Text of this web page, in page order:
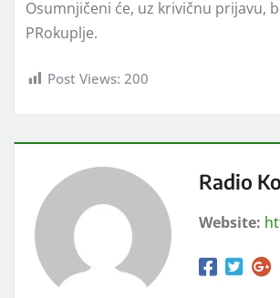
Osumnjičeni će, uz krivičnu prijavu,
PRokuplje.
Post Views: 200
Radio
Website: